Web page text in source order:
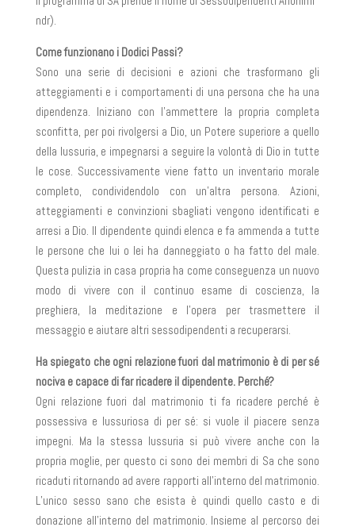
ndr).
Come funzionano i Dodici Passi?
Sono una serie di decisioni e azioni che trasformano gli
atteggiamenti e i comportamenti di una persona che ha una
dipendenza. Iniziano con l’ammettere la propria completa
sconfitta, per poi rivolgersi a Dio, un Potere superiore a quello
della lussuria, e impegnarsi a seguire la volontà di Dio in tutte
le cose. Successivamente viene fatto un inventario morale
completo, condividendolo con un’altra persona. Azioni,
atteggiamenti e convinzioni sbagliati vengono identificati e
arresi a Dio. Il dipendente quindi elenca e fa ammenda a tutte
le persone che lui o lei ha danneggiato o ha fatto del male.
Questa pulizia in casa propria ha come conseguenza un nuovo
modo di vivere con il continuo esame di coscienza, la
preghiera, la meditazione e l’opera per trasmettere il
messaggio e aiutare altri sessodipendenti a recuperarsi.
Ha spiegato che ogni relazione fuori dal matrimonio è di per sé
nociva e capace di far ricadere il dipendente. Perché?
Ogni relazione fuori dal matrimonio ti fa ricadere perché è
possessiva e lussuriosa di per sé: si vuole il piacere senza
impegni. Ma la stessa lussuria si può vivere anche con la
propria moglie, per questo ci sono dei membri di Sa che sono
ricaduti ritornando ad avere rapporti all’interno del matrimonio.
L’unico sesso sano che esista è quindi quello casto e di
donazione all’interno del matrimonio. Insieme al percorso dei